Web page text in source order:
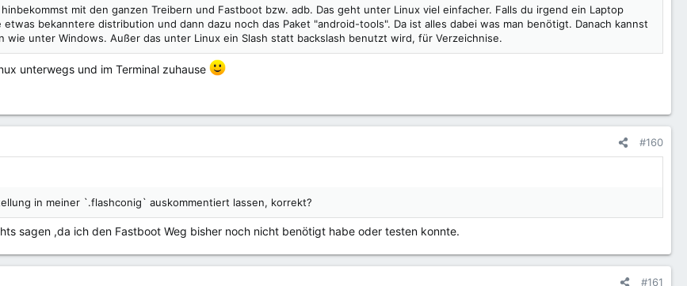
mit den ganzen Treibern und Fastboot bzw. adb. Das geht unter Linux viel einfacher. Falls du irgend ein Laptop
bekanntere distribution und dann dazu noch das Paket "android-tools". Da ist alles dabei was man benötigt. Danach kannst
wie unter Windows. Außer das unter Linux ein Slash statt backslash benutzt wird, für Verzeichnise.
unterwegs und im Terminal zuhause
#160
in meiner `.flashconig` auskommentiert lassen, korrekt?
sagen ,da ich den Fastboot Weg bisher noch nicht benötigt habe oder testen konnte.
#161